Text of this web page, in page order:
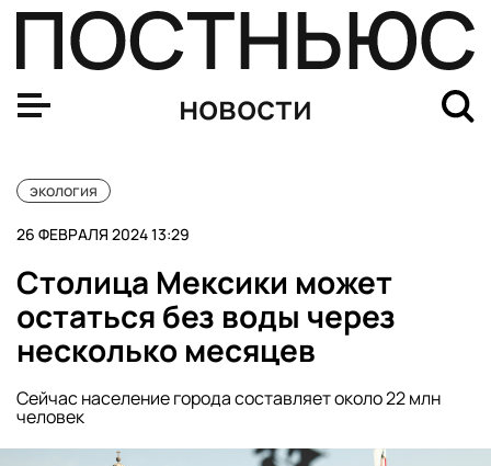
новости
экология
26 ФЕВРАЛЯ 2024 13:29
Столица Мексики может
остаться без воды через
несколько месяцев
Сейчас население города составляет около 22 млн
человек
Умер британский финансист и бизнесмен Джейкоб